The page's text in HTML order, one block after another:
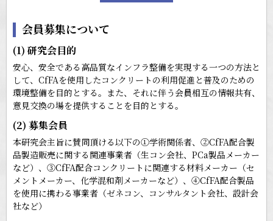
会員募集について
(1) 研究会目的
安心、安全である高品質なインフラ整備を実現する一つの方法と
して、CfFAを使用したコンクリートの利用促進と普及のための
環境整備を目的とする。また、それに伴う会員相互の情報共有、
意見交換の場を提供することを目的とする。
(2) 募集会員
本研究会主旨に賛同頂ける以下の①学術関係者、②CfFA配合製
品製造販売に関する関連事業者（生コン会社、PCa製品メーカー
など）、③CfFA配合コンクリートに関連する材料メーカー（セ
メントメーカー、化学混和剤メーカーなど）、④CfFA配合製品
を使用に携わる事業者（ゼネコン、コンサルタント会社、設計会
社など）